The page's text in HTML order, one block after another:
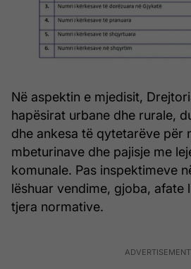
Në aspektin e mjedisit,
hapësirat urbane dhe rurale,
dhe ankesa të qytetarëve për
mbeturinave dhe pajisje me
komunale. Pas inspektimeve
lëshuar vendime, gjoba, afate
tjera normative.